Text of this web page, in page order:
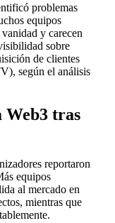
problemas
equipos
y carecen
sobre
de clientes
según el análisis
Web3 tras
reportaron
equipos
al mercado en
mientras que